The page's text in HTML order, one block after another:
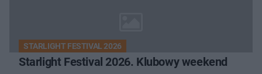
STARLIGHT FESTIVAL 2026
Starlight Festival 2026. Klubowy weekend